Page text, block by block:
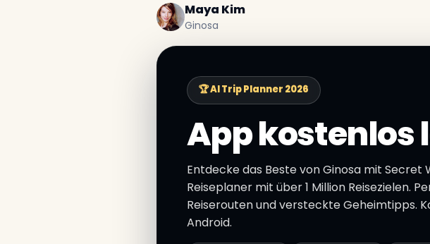
Maya Kim
Ginosa
🏆 AI Trip Planner 2026
App kostenlos
Entdecke das Beste von Ginosa mit Secret
Reiseplaner mit über 1 Million Reisezielen.
Reiserouten und versteckte Geheimtipps.
Android.